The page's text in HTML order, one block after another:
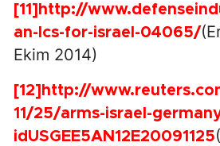
[11] http://
an-lcs-for-israel-04065/
Ekim 2014)
[12] http://
11/25/arms-israel-
idUSGEE5AN12E20091125